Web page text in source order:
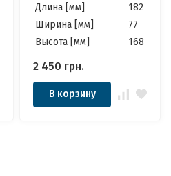
Длина [мм]
182
Ширина [мм]
77
Высота [мм]
168
2 450 грн.
В корзину